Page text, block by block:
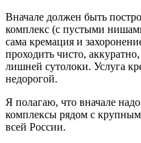
Вначале должен быть
комплекс (с пустыми
сама кремация и
проходить чисто,
лишней сутолоки. Услуга
недорогой.
Я полагаю, что вначале
комплексы рядом с
всей России.